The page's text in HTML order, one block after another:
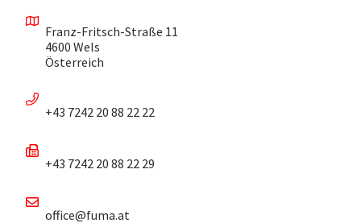
Franz-Fritsch-Straße 11
4600 Wels
Österreich
+43 7242 20 88 22 22
+43 7242 20 88 22 29
office@fuma.at